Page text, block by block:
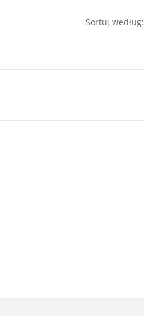
Sortuj według: